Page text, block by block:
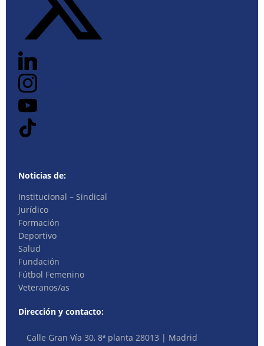
Noticias de:
Institucional – Sindical
Jurídico
Formación
Deportivo
Salud
Fundación
Fútbol Femenino
Veteranos/as
Dirección y contacto:
Calle Gran Vía 30, 8ª planta 28013 | Madrid